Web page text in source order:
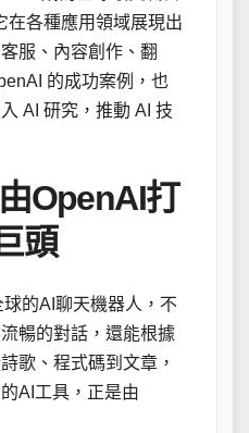
在各種應用領域展現出
服、內容創作、翻
的成功案例，也
AI 研究，推動 AI 技
OpenAI打
頭
的AI聊天機器人，不
暢的對話，還能根據
歌、程式碼到文章，
AI工具，正是由